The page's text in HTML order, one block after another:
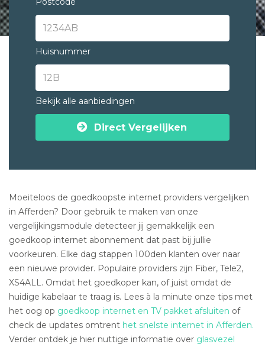
Huisnummer
Bekijk alle aanbiedingen
Direct Vergelijken
Moeiteloos de goedkoopste internet providers vergelijken
in Afferden? Door gebruik te maken van onze
vergelijkingsmodule detecteer jij gemakkelijk een
goedkoop internet abonnement dat past bij jullie
voorkeuren. Elke dag stappen 100den klanten over naar
een nieuwe provider. Populaire providers zijn Fiber, Tele2,
XS4ALL. Omdat het goedkoper kan, of juist omdat de
huidige kabelaar te traag is. Lees à la minute onze tips met
het oog op goedkoop internet en TV pakket afsluiten of
check de updates omtrent het snelste internet in Afferden.
Verder ontdek je hier nuttige informatie over glasvezel